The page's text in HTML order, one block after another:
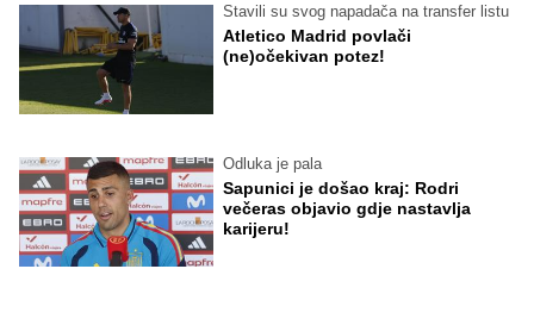
Stavili su svog napadača na transfer listu
Atletico Madrid povlači
(ne)očekivan potez!
Odluka je pala
Sapunici je došao kraj: Rodri
večeras objavio gdje nastavlja
karijeru!